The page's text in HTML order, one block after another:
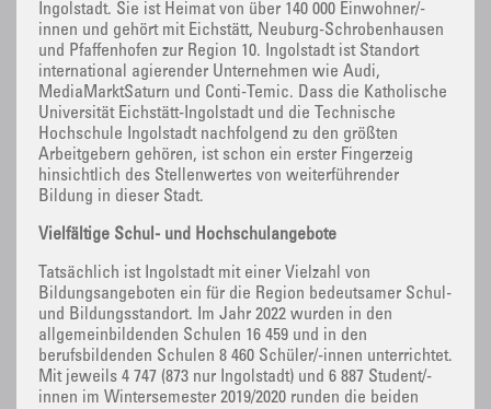
Ingolstadt. Sie ist Heimat von über 140 000 Einwohner/-
innen und gehört mit Eichstätt, Neuburg-Schrobenhausen
und Pfaffenhofen zur Region 10. Ingolstadt ist Standort
international agierender Unternehmen wie Audi,
MediaMarktSaturn und Conti-Temic. Dass die Katholische
Universität Eichstätt-Ingolstadt und die Technische
Hochschule Ingolstadt nachfolgend zu den größten
Arbeitgebern gehören, ist schon ein erster Fingerzeig
hinsichtlich des Stellenwertes von weiterführender
Bildung in dieser Stadt.
Vielfältige Schul- und Hochschulangebote
Tatsächlich ist Ingolstadt mit einer Vielzahl von
Bildungsangeboten ein für die Region bedeutsamer Schul-
und Bildungsstandort. Im Jahr 2022 wurden in den
allgemeinbildenden Schulen 16 459 und in den
berufsbildenden Schulen 8 460 Schüler/-innen unterrichtet.
Mit jeweils 4 747 (873 nur Ingolstadt) und 6 887 Student/-
innen im Wintersemester 2019/2020 runden die beiden